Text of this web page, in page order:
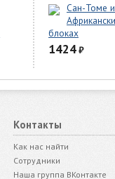
Сан-Томе
блоках
1424₽
Контакты
Как нас найти
Сотрудники
Наша группа ВКонтакте